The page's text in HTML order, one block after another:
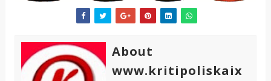
About
www.kritipoliskaix